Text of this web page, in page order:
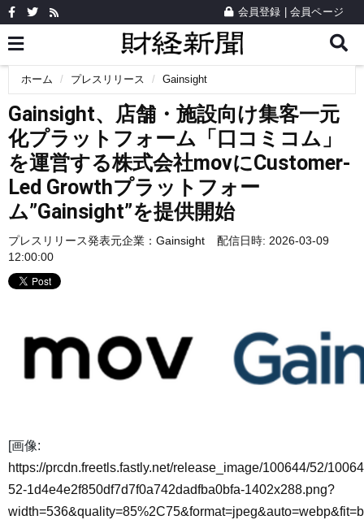
会員登録 会員ページ
ホーム プレスリリース Gainsight
Gainsight、店舗・施設向け集客一元
化プラットフォーム「口コミコム」
を運営する株式会社movにCustomer-
Led Growthプラットフォー
ム”Gainsight”を提供開始
プレスリリース発表元企業： Gainsight
配信日時: 2026-03-09
12:00:00
[画像:
https://prcdn.freetls.fastly.net/release_image/100644/52/
52-1d4e4e2f850df7d7f0a742dadfba0bfa-1402x288.png?